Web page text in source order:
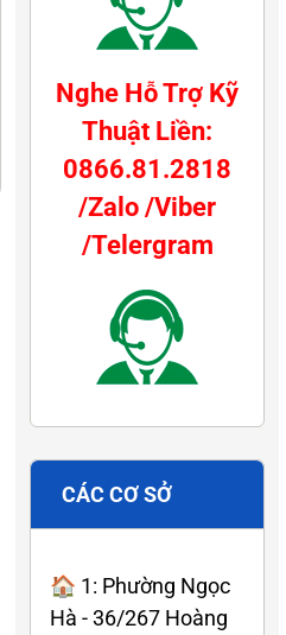
Nghe Hỗ Trợ Kỹ
Thuật Liền:
0866.81.2818
/Zalo /Viber
/Telergram
CÁC CƠ SỞ
🏠 1: Phường Ngọc
Hà - 36/267 Hoàng